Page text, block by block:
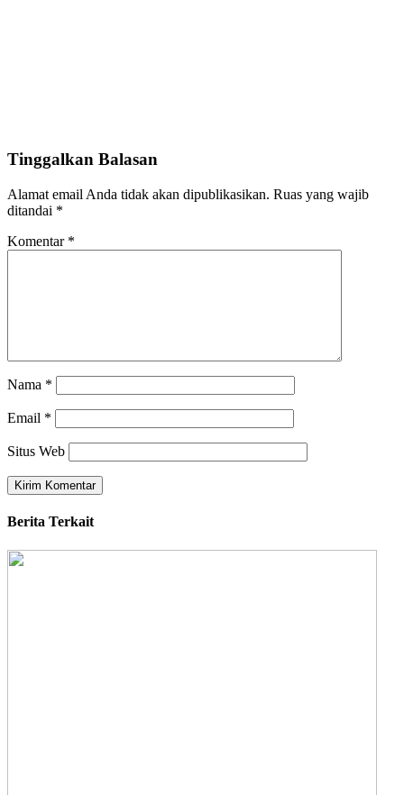
Tinggalkan Balasan
Alamat email Anda tidak akan dipublikasikan. Ruas yang wajib
ditandai *
Komentar *
Nama *
Email *
Situs Web
Berita Terkait